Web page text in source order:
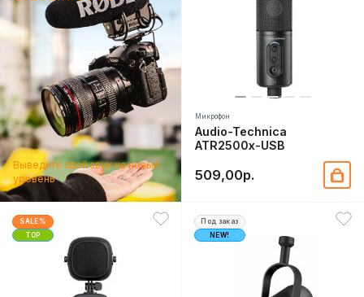
Выведите свой звук на новый
уровень
Микрофон
Audio-Technica
ATR2500x-USB
509,00р.
SALE%
TOP
Под заказ
NEW!